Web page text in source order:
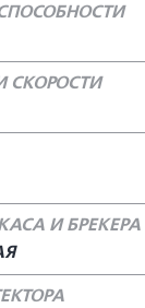
СКОРОСТИ
И БРЕКЕРА